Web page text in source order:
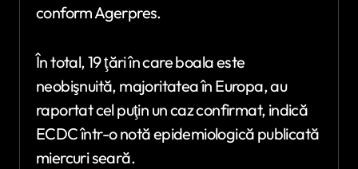
conform Agerpres.
În total, 19 ţări în care boala este
neobişnuită, majoritatea în Europa, au
raportat cel puţin un caz confirmat, indică
ECDC într-o notă epidemiologică publicată
miercuri seară.